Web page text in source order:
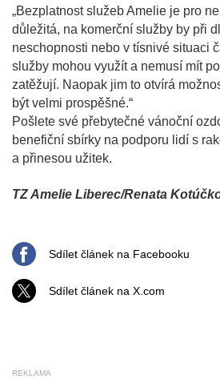
„Bezplatnost služeb Amelie je pro
důležitá, na komerční služby by při
neschopnosti nebo v tísnivé situaci
služby mohou využít a nemusí mít
zatěžují. Naopak jim to otvírá
být velmi prospěšné.“
Pošlete své přebytečné vánoční
benefiční sbírky na podporu lidí s
a přinesou užitek.
TZ Amelie Liberec/Renata
Sdílet článek na Facebooku
Sdílet článek na X.com
REKLAMA